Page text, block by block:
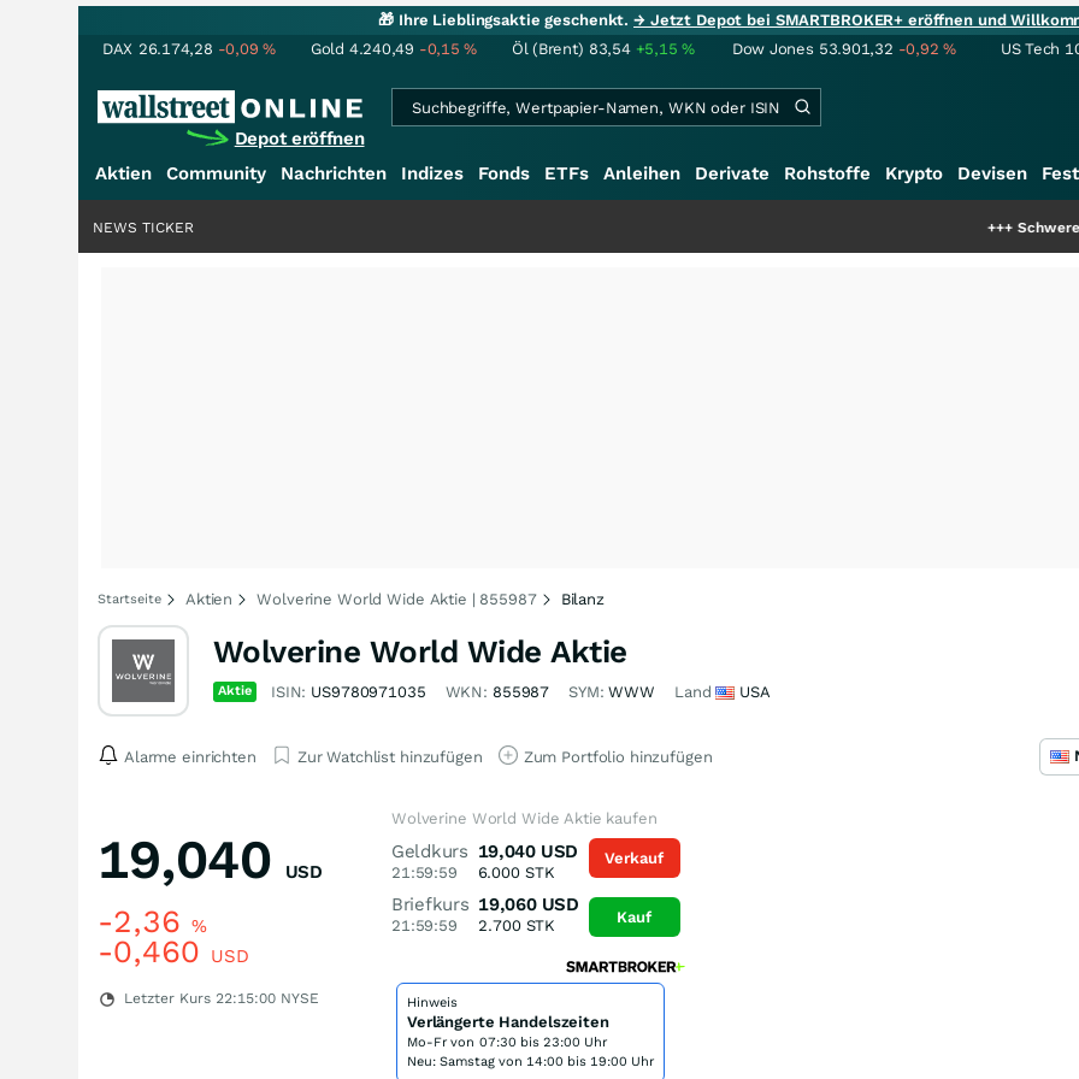
🎁 Ihre Lieblingsaktie geschenkt.→ Jetzt Depot bei SMARTBROKER+ eröffnen und
DAX 26.174,28 -0,09% Gold 4.240,49 -0,15% Öl (Brent) 83,54 +5,15% Dow Jones 53.901,32 -0,92% US Tech
Depot eröffnen
Aktien
Community Nachrichten Indizes Fonds ETFs Anleihen Derivate Rohstoffe Krypto Devisen
Schwere Seltene
NEWS TICKER
Startseite Aktien Wolverine World Wide Aktie | 855987 Bilanz
Wolverine World Wide Aktie
Aktie ISIN: US9780971035 WKN: 855987 SYM:WWW Land USA
Alarme einrichten Zur Watchlist hinzufügen Zum Portfolio hinzufügen
19,040 USD
-2,36 %
-0,460 USD
Letzter Kurs 22:15:00 NYSE
Wolverine World Wide Aktie kaufen
Geldkurs
21:59:59
19,040 USD
6.000STK
Briefkurs
21:59:59
19,060 USD
2.700STK
Verkauf
Kauf
Hinweis
Verlängerte Handelszeiten
Mo-Fr von 07:30 bis 23:00 Uhr
Neu: Samstag von 14:00 bis 19:00 Uhr